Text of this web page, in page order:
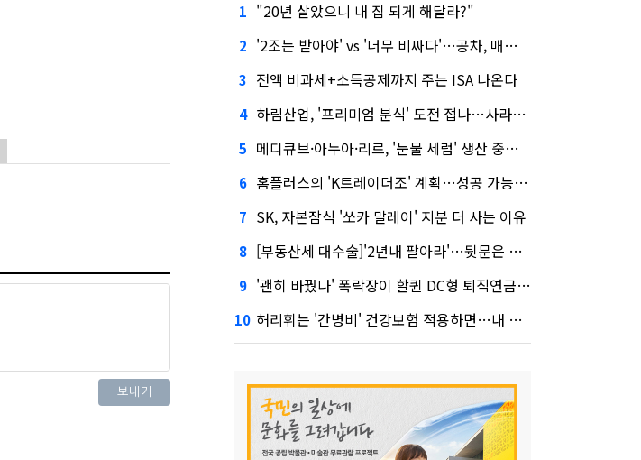
1 "20년 살았으니 내 집 되게 해달라?"
2 '2조는 받아야' vs '너무 비싸다'…공차, 매각 성공할까
3 전액 비과세+소득공제까지 주는 ISA 나온다
4 하림산업, '프리미엄 분식' 도전 접나…사라진 '멜팅피스'
5 메디큐브·아누아·리르, '눈물 세럼' 생산 중단한다
6 홈플러스의 'K트레이더조' 계획…성공 가능성은 '글쎄'
7 SK, 자본잠식 '쏘카 말레이' 지분 더 사는 이유
8 [부동산세 대수술]'2년내 팔아라'…뒷문은 열었다
9 '괜히 바꿨나' 폭락장이 할퀸 DC형 퇴직연금…전문가 조언은
10 허리휘는 '간병비' 건강보험 적용하면…내 간병보험은?